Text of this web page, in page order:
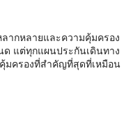
ากหลายและความคุ้มครอง
แต่ทุกแผนประกันเดินทาง
มครองที่สำคัญที่สุดที่เหมือน